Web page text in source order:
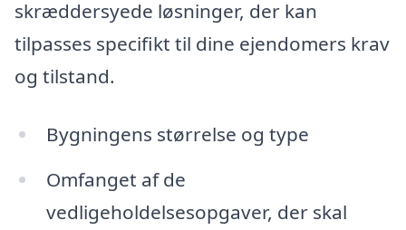
skræddersyede løsninger, der kan
tilpasses specifikt til dine ejendomers krav
og tilstand.
Bygningens størrelse og type
Omfanget af de
vedligeholdelsesopgaver, der skal